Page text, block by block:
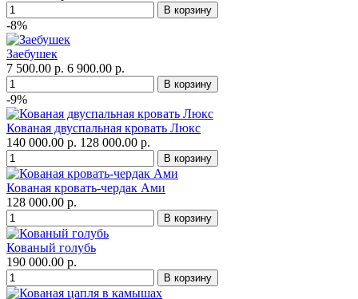
-8%
Заебушек
7 500.00 р. 6 900.00 р.
-9%
Кованая двуспальная кровать Люкс
140 000.00 р. 128 000.00 р.
Кованая кровать-чердак Ами
128 000.00 р.
Кованый голубь
190 000.00 р.